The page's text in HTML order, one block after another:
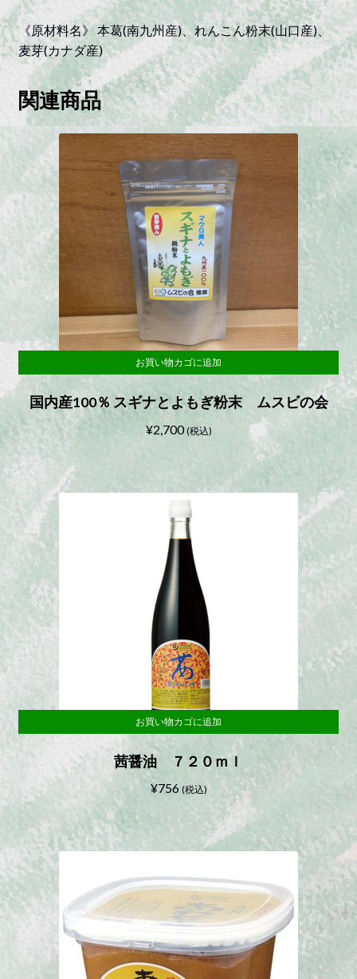
《原材料名》 本葛(南九州産)、れんこん粉末(山口産)、
麦芽(カナダ産)
関連商品
国内産100％ スギナとよもぎ粉末 ムスビの会
¥2,700 (税込)
お買い物カゴに追加
茜醤油 ７２０ｍｌ
¥756 (税込)
お買い物カゴに追加